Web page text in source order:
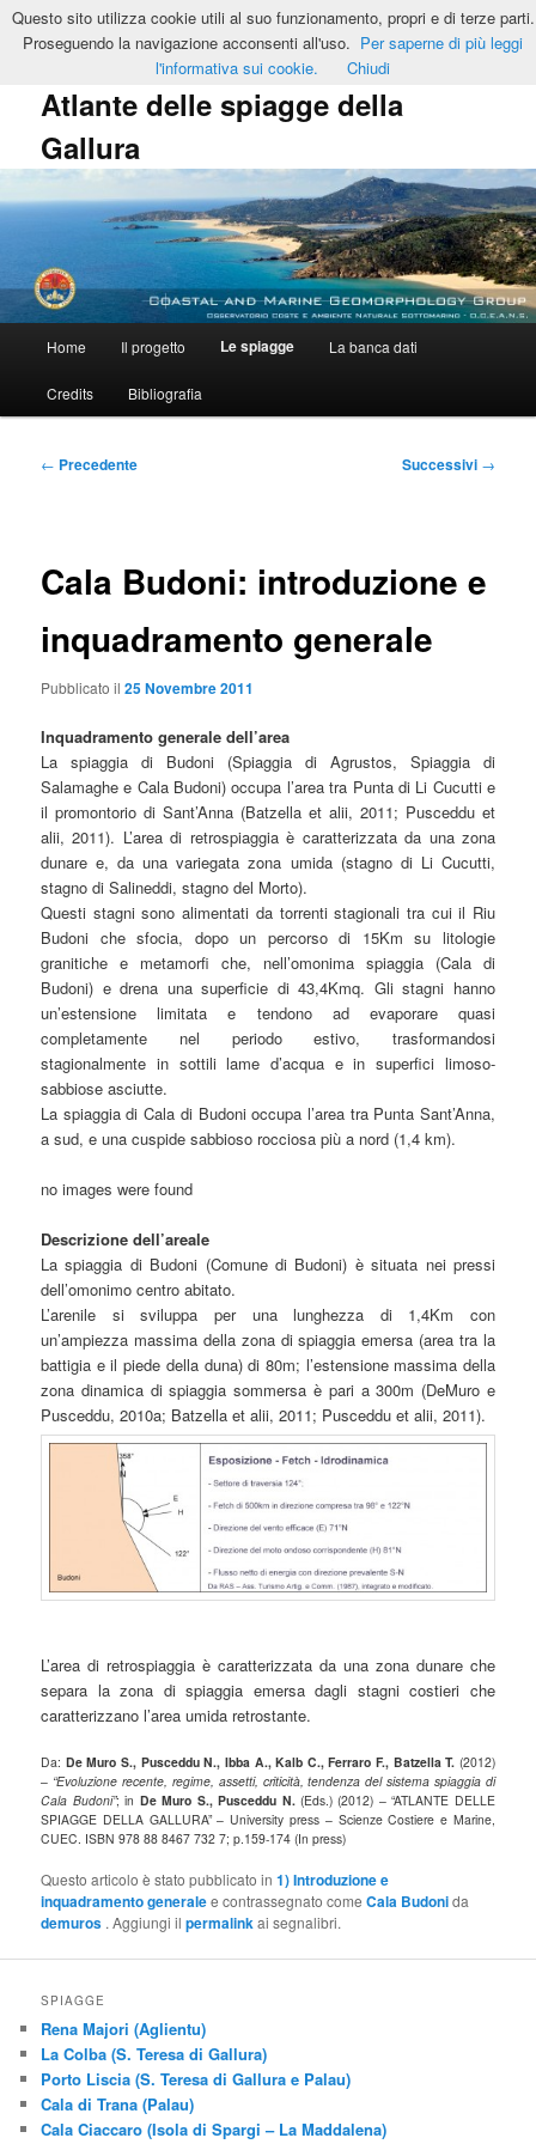
Vai
Atlante delle spiagge della
Gallura
Cerca
principale
Home Il progetto Le spiagge La banca dati
Credits Bibliografia
Navigazione
← Precedente Successivi →
Cala Budoni: introduzione e
inquadramento generale
Pubblicato il25 Novembre 2011
Inquadramento generale dell’area
La spiaggia di Budoni (Spiaggia di Agrustos, Spiaggia di
Salamaghe e Cala Budoni) occupa l’area tra Punta di Li Cucutti e
il promontorio di Sant’Anna (Batzella et alii, 2011; Pusceddu et
alii, 2011). L’area di retrospiaggia è caratterizzata da una zona
dunare e, da una variegata zona umida (stagno di Li Cucutti,
stagno di Salineddi, stagno del Morto).
Questi stagni sono alimentati da torrenti stagionali tra cui il Riu
Budoni che sfocia, dopo un percorso di 15Km su litologie
granitiche e metamorfi che, nell’omonima spiaggia (Cala di
Budoni) e drena una superficie di 43,4Kmq. Gli stagni hanno
un’estensione limitata e tendono ad evaporare quasi
completamente nel periodo estivo, trasformandosi
stagionalmente in sottili lame d’acqua e in superfici limoso-
sabbiose asciutte.
La spiaggia di Cala di Budoni occupa l’area tra Punta Sant’Anna,
a sud, e una cuspide sabbioso rocciosa più a nord (1,4 km).
no images were found
Descrizione dell’areale
La spiaggia di Budoni (Comune di Budoni) è situata nei pressi
dell’omonimo centro abitato.
L’arenile si sviluppa per una lunghezza di 1,4Km con
un’ampiezza massima della zona di spiaggia emersa (area tra la
battigia e il piede della duna) di 80m; l’estensione massima della
zona dinamica di spiaggia sommersa è pari a 300m (DeMuro e
Pusceddu, 2010a; Batzella et alii, 2011; Pusceddu et alii, 2011).
L’area di retrospiaggia è caratterizzata da una zona dunare che
separa la zona di spiaggia emersa dagli stagni costieri che
caratterizzano l’area umida retrostante.
Da: De Muro S., Pusceddu N., Ibba A., Kalb C., Ferraro F., Batzella T. (2012)
– “Evoluzione recente, regime, assetti, criticità, tendenza del sistema spiaggia di
Cala Budoni”; in De Muro S., Pusceddu N. (Eds.) (2012) – “ATLANTE DELLE
SPIAGGE DELLA GALLURA” – University press – Scienze Costiere e Marine,
CUEC. ISBN 978 88 8467 732 7; p.159-174 (In press)
Questo articolo è stato pubblicato in1) Introduzione e
inquadramento generalee contrassegnato comeCala Budonida
demuros . Aggiungi ilpermalink ai segnalibri.
SPIAGGE
Rena Majori (Aglientu)
La Colba (S. Teresa di Gallura)
Porto Liscia (S. Teresa di Gallura e Palau)
Cala di Trana (Palau)
Cala Ciaccaro (Isola di Spargi – La Maddalena)
Questo sito utilizza cookie utili al suo funzionamento, propri e di terze parti.
Proseguendo la navigazione acconsenti all'uso. Per saperne di più leggi
l'informativa sui cookie.
Chiudi